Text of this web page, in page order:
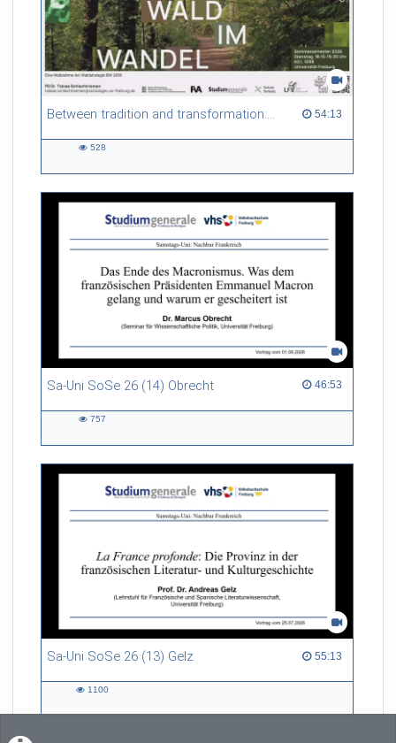
Between tradition and transformation: how owners, advisers and institutions co-create knowledge for resilient forests in Europe 54:13
54:13 duration
528
Sa-Uni SoSe 26 (14) Obrecht 46:53
46:53 duration
757
Sa-Uni SoSe 26 (13) Gelz 55:13
55:13 duration
1100